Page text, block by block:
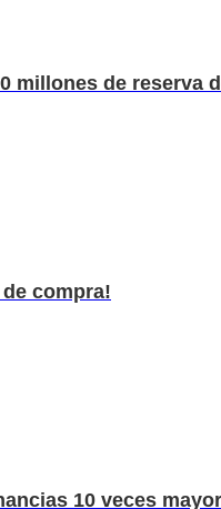
millones de reserva
compra!
10 veces